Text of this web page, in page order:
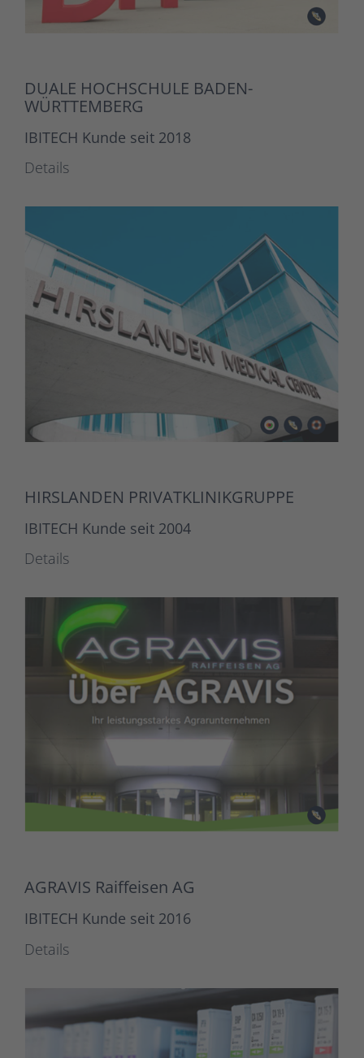
DUALE HOCHSCHULE BADEN-
WÜRTTEMBERG
IBITECH Kunde seit 2018
Details
HIRSLANDEN PRIVATKLINIKGRUPPE
IBITECH Kunde seit 2004
Details
AGRAVIS Raiffeisen AG
IBITECH Kunde seit 2016
Details